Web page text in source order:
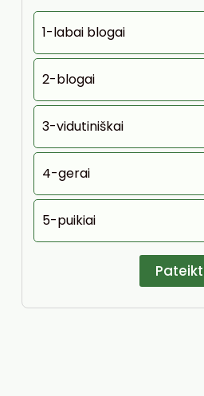
1-labai blogai
2-blogai
3-vidutiniškai
4-gerai
5-puikiai